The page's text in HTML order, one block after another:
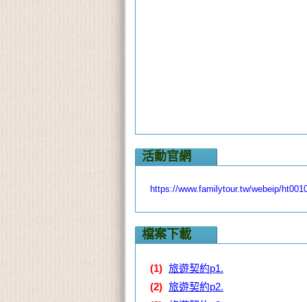
活動官網
https://www.familytour.tw/webeip/
檔案下載
(1) 旅遊契約p1.
(2) 旅遊契約p2.